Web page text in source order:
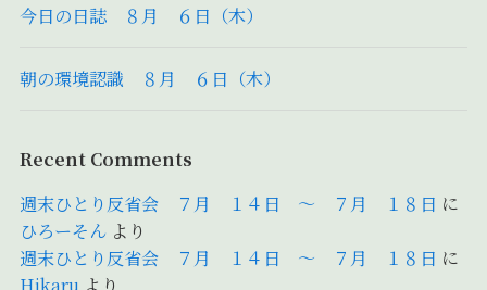
今日の日誌 ８月 ６日（木）
朝の環境認識 ８月 ６日（木）
Recent Comments
週末ひとり反省会 ７月 １４日 ～ ７月 １８日 に
ひろーそんより
週末ひとり反省会 ７月 １４日 ～ ７月 １８日 に